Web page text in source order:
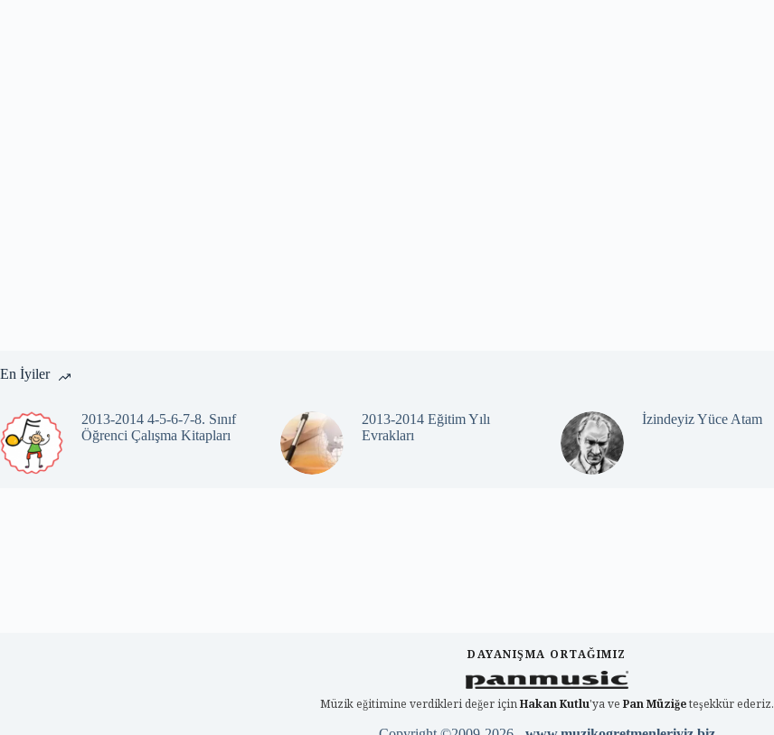
En İyiler
2013-2014 4-5-6-7-8. Sınıf
Öğrenci Çalışma Kitapları
2013-2014 Eğitim Yılı
Evrakları
İzindeyiz Yüce Atam
DAYANIŞMA ORTAĞIMIZ
Müzik eğitimine verdikleri değer içinHakan Kutlu'ya ve Pan Müziğeteşekkür ederiz.